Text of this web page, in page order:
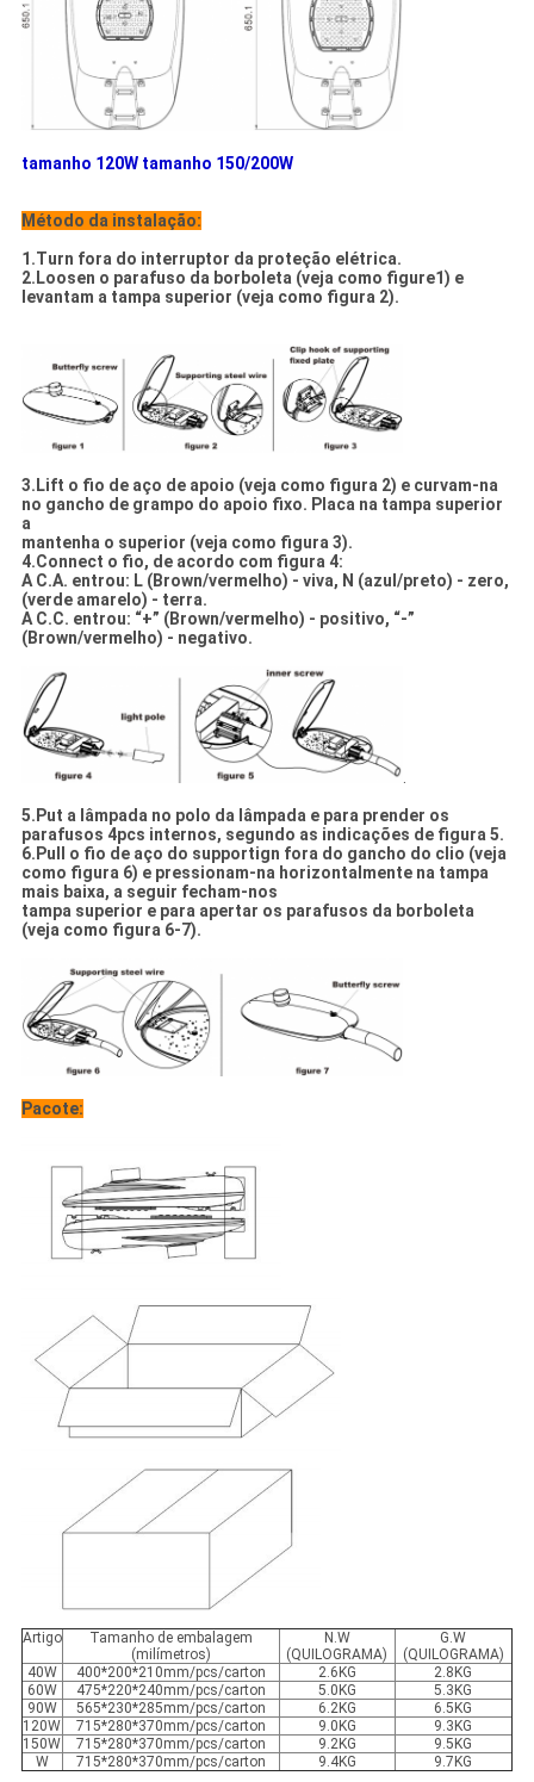
tamanho 120W tamanho 150/200W
Método da instalação:
1.Turn fora do interruptor da proteção elétrica.
2.Loosen o parafuso da borboleta (veja como figure1) e
levantam a tampa superior (veja como figura 2).
3.Lift o fio de aço de apoio (veja como figura 2) e curvam-na
no gancho de grampo do apoio fixo. Placa na tampa superior
a
mantenha o superior (veja como figura 3).
4.Connect o fio, de acordo com figura 4:
A C.A. entrou: L (Brown/vermelho) - viva, N (azul/preto) - zero,
(verde amarelo) - terra.
A C.C. entrou: “+” (Brown/vermelho) - positivo, “-”
(Brown/vermelho) - negativo.
5.Put a lâmpada no polo da lâmpada e para prender os
parafusos 4pcs internos, segundo as indicações de figura 5.
6.Pull o fio de aço do supportign fora do gancho do clio (veja
como figura 6) e pressionam-na horizontalmente na tampa
mais baixa, a seguir fecham-nos
tampa superior e para apertar os parafusos da borboleta
(veja como figura 6-7).
Pacote:
Artigo
Tamanho de embalagem
(milímetros)
N.W
(QUILOGRAMA)
G.W
(QUILOGRAMA)
40W
400*200*210mm/pcs/carton 2.6KG
2.8KG
60W
475*220*240mm/pcs/carton 5.0KG
5.3KG
90W
565*230*285mm/pcs/carton 6.2KG
6.5KG
120W
715*280*370mm/pcs/carton 9.0KG
9.3KG
150W
715*280*370mm/pcs/carton 9.2KG
9.5KG
W
715*280*370mm/pcs/carton 9.4KG 9.7KG